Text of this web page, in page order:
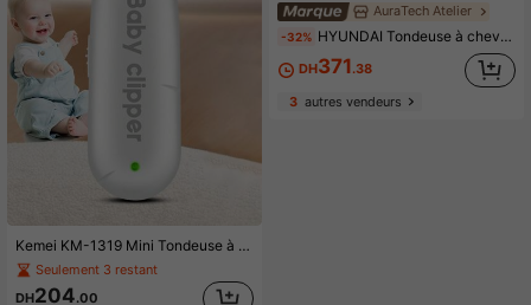
Kemei KM-1319 Mini Tondeuse à cheveux électrique compacte pour bébé, rechargeable par USB, sans fil, tondeuse à cheveux pour enfants, faible bruit pour la peau, tondeuse à barbe, tondeuse à cheveux pour la maison, les voyages d'affaires
Seulement 3 restant
DH204.00
AuraTech Atelier
-32% HYUNDAI Tondeuse à cheveux LFQ-009 – Moteur ultra-silencieux + aspiration automatique des cheveux, tondeuse électrique pour enfants, conception absorbant les chocs pour protéger le cuir chevelu, corps lavable avec un simple rinçage, facilitant la coupe de cheveux à domicile pour les mamans.
DH371.38
3autres vendeurs